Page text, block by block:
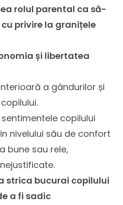
rolul parental ca să-
privire la granițele
și libertatea
a gândurilor și
copilului
nivelului său de confort
bune sau rele,
strica bucurai copilului
a fi sadic